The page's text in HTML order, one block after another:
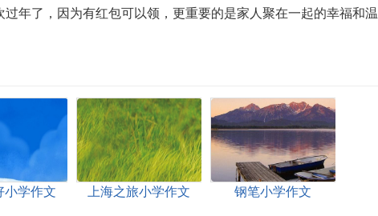
了，因为有红包可以领，更重要的是家人聚在一起的幸福和温
小学作文 上海之旅小学作文 钢笔小学作文